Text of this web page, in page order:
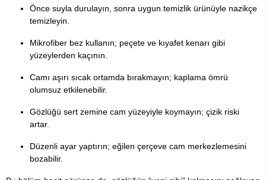
Önce suyla durulayın, sonra uygun temizlik ürünüyle nazikçe
temizleyin.
Mikrofiber bez kullanın; peçete ve kıyafet kenarı gibi
yüzeylerden kaçının.
Camı aşırı sıcak ortamda bırakmayın; kaplama ömrü
olumsuz etkilenebilir.
Gözlüğü sert zemine cam yüzeyiyle koymayın; çizik riski
artar.
Düzenli ayar yaptırın; eğilen çerçeve cam merkezlemesini
bozabilir.